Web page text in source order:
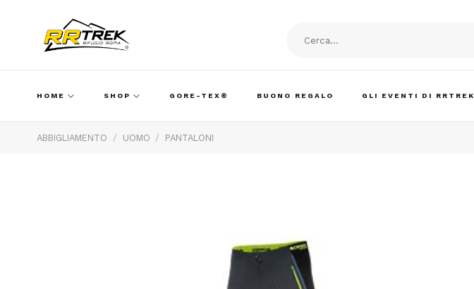
HOME SHOP GORE-TEX® BUONO REGALO GLI EVENTI DI RRTREK
ABBIGLIAMENTO / UOMO / PANTALONI